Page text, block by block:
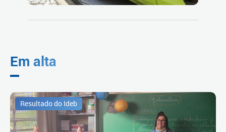
Em alta
Resultado do Ideb